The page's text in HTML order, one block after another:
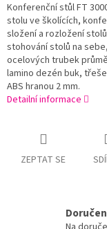
Konferenční stůl FT
stolu ve školících,
složení a rozložení
stohování stolů na
ocelových trubek
lamino dezén buk,
ABS hranou 2 mm.
Detailní informace
ZEPTAT SE